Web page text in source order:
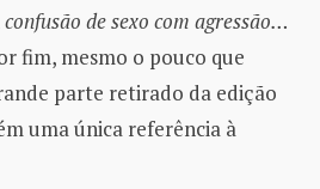
confusão de sexo com agressão…
fim, mesmo o pouco que
parte retirado da edição
uma única referência à